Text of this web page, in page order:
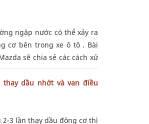
ngập nước có thể xảy ra
cơ bên trong xe ô tô . Bài
sẽ chia sẻ các cách xử
này nhé!Nguyên nhân
mỗi trậndầu nhớt và van điều
2-3 lần thay dầu động cơ thì